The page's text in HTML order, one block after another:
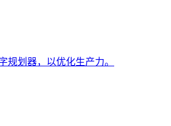
规划器，以优化生产力。